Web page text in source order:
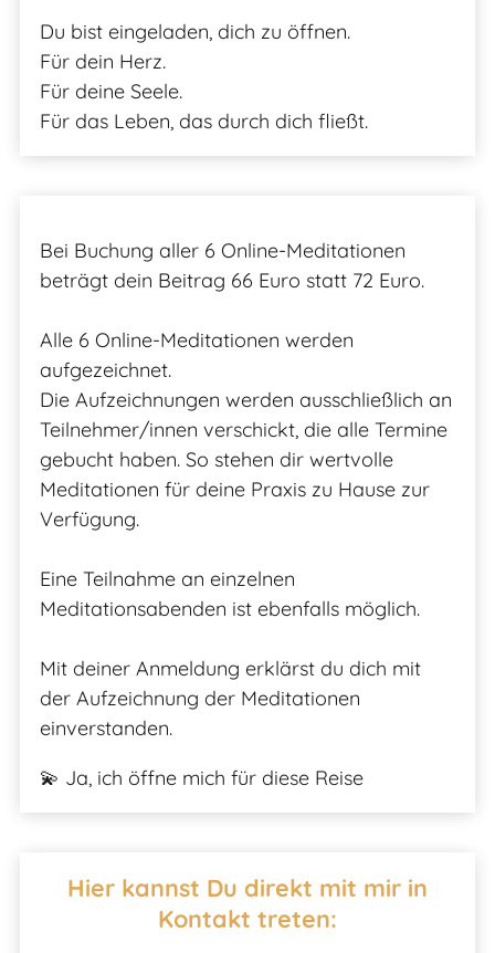
Du bist eingeladen, dich zu öffnen.
Für dein Herz.
Für deine Seele.
Für das Leben, das durch dich fließt.
Bei Buchung aller 6 Online-Meditationen
beträgt dein Beitrag 66 Euro statt 72 Euro.
Alle 6 Online-Meditationen werden
aufgezeichnet.
Die Aufzeichnungen werden ausschließlich an
Teilnehmer/innen verschickt, die alle Termine
gebucht haben. So stehen dir wertvolle
Meditationen für deine Praxis zu Hause zur
Verfügung.
Eine Teilnahme an einzelnen
Meditationsabenden ist ebenfalls möglich.
Mit deiner Anmeldung erklärst du dich mit
der Aufzeichnung der Meditationen
einverstanden.
💫 Ja, ich öffne mich für diese Reise
Hier kannst Du direkt mit mir in
Kontakt treten: